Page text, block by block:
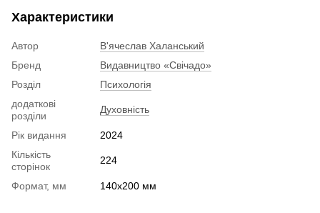
Характеристики
Автор
В'ячеслав Халанський
Бренд
Видавництво «Свічадо»
Розділ
Психологія
додаткові
розділи
Духовність
Рік видання
2024
Кількість
сторінок
224
Формат, мм 140х200 мм